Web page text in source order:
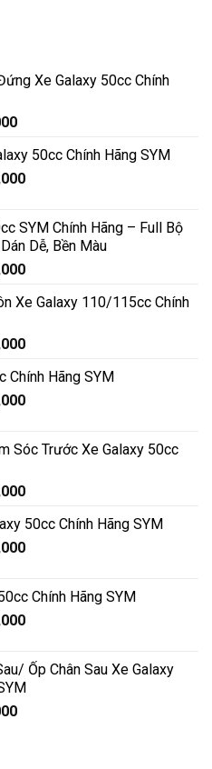
Xe Galaxy 50cc Chính
50cc Chính Hãng SYM
SYM Chính Hãng – Full Bộ
Dễ, Bền Màu
Xe Galaxy 110/115cc Chính
Chính Hãng SYM
Sóc Trước Xe Galaxy 50cc
50cc Chính Hãng SYM
Chính Hãng SYM
Ốp Chân Sau Xe Galaxy